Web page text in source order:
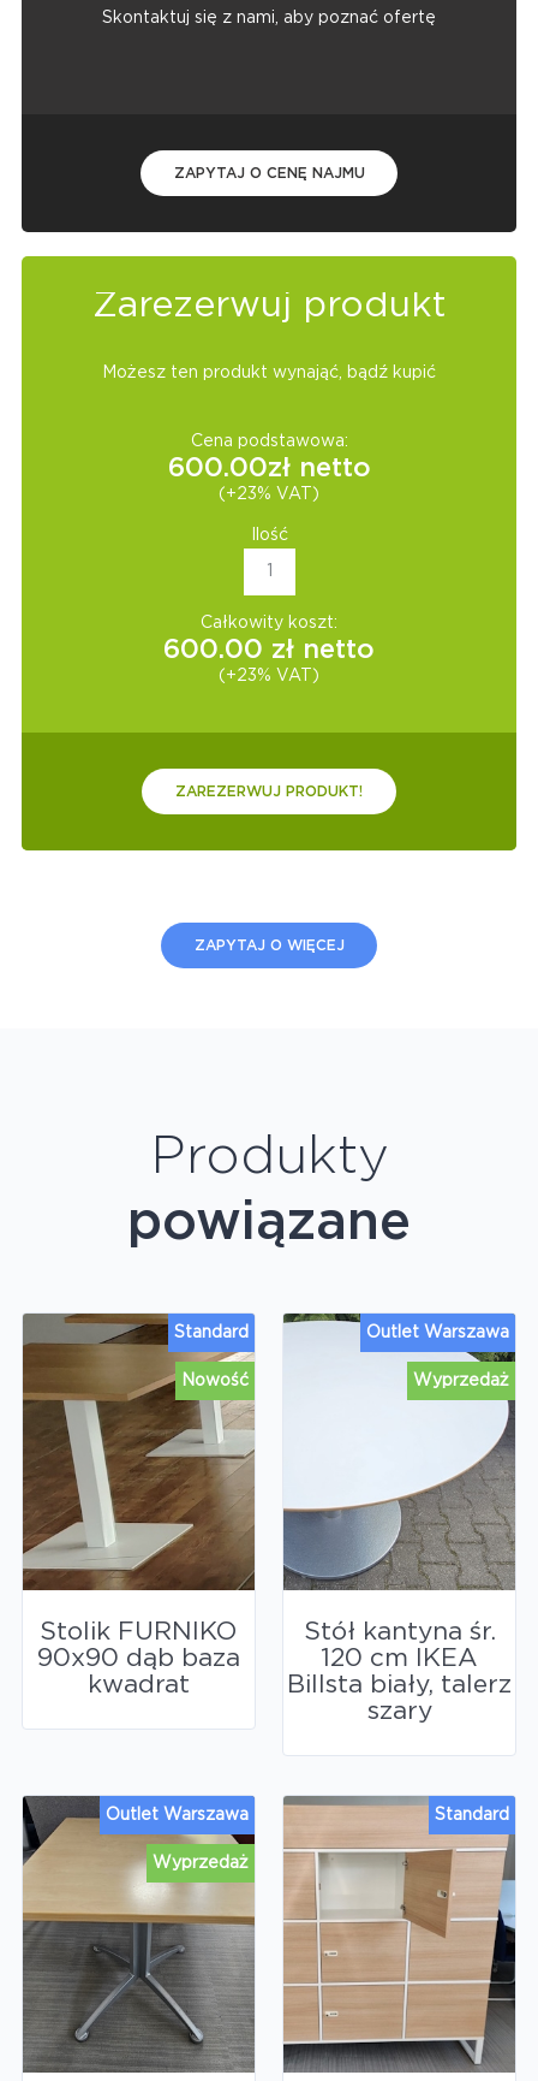
Skontaktuj się z nami, aby poznać ofertę
ZAPYTAJ O CENĘ NAJMU
Zarezerwuj produkt
Możesz ten produkt wynająć, bądź kupić
Cena podstawowa:
600.00zł netto
(+23% VAT)
Ilość
Całkowity koszt:
600.00 zł netto
(+23% VAT)
ZAREZERWUJ PRODUKT!
ZAPYTAJ O WIĘCEJ
Produkty
powiązane
Nowość
Standard
Stolik FURNIKO
90x90 dąb baza
kwadrat
Wyprzedaż
Outlet Warszawa
Stół kantyna śr.
120 cm IKEA
Billsta biały, talerz
szary
Wyprzedaż
Outlet Warszawa Standard